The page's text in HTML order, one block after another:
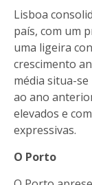
Lisboa
país, com um
uma ligeira
crescimento
média situa-se
ao ano
elevados e
expressivas.
O Porto